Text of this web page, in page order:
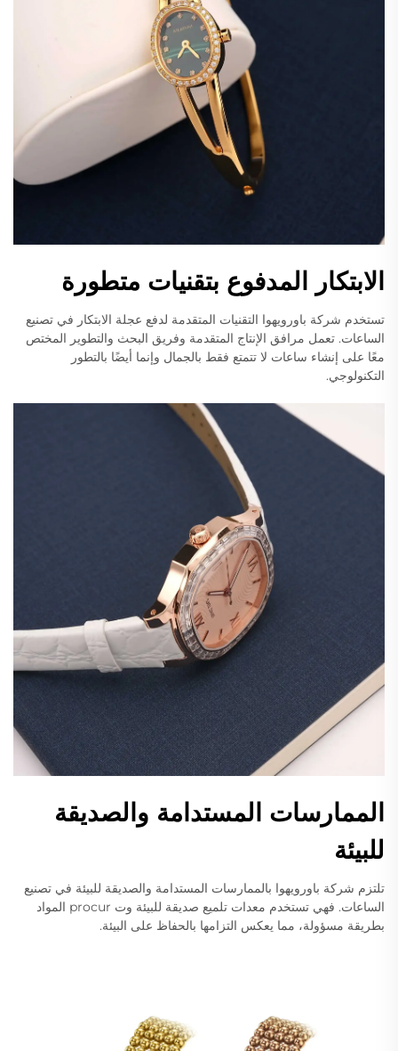
الابتكار المدفوع بتقنيات متطورة
تستخدم شركة باورويهوا التقنيات المتقدمة لدفع عجلة الابتكار في تصنيع
الساعات. تعمل مرافق الإنتاج المتقدمة وفريق البحث والتطوير المختص
معًا على إنشاء ساعات لا تتمتع فقط بالجمال وإنما أيضًا بالتطور
التكنولوجي.
الممارسات المستدامة والصديقة
للبيئة
تلتزم شركة باورويهوا بالممارسات المستدامة والصديقة للبيئة في تصنيع
الساعات. فهي تستخدم معدات تلميع صديقة للبيئة وت procur المواد
بطريقة مسؤولة، مما يعكس التزامها بالحفاظ على البيئة.